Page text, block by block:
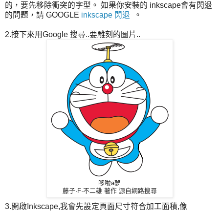
的，要先移除衝突的字型。 如果你安裝的 inkscape會有閃退
的問題，請 GOOGLE inkscape 閃退 。
2.接下來用Google 搜尋..要雕刻的圖片..
哆啦a夢
藤子·F·不二雄 著作 源自綱路搜尋
3.開啟Inkscape,我會先設定頁面尺寸符合加工面積,像